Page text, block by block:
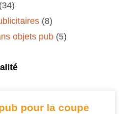
(34)
(8)
objets pub (5)
pour la coupe